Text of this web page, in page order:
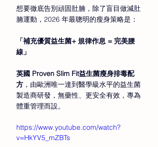
想要徹底告別頑固肚腩，除了盲目做減肚
腩運動，2026 年最聰明的瘦身策略是：
「補充優質益生菌+ 規律作息 = 完美腰
線」
英國 Proven Slim Fit益生菌瘦身排毒配
方 ，由歐洲唯一達到醫學級水平的益生菌
製造商研發，無藥性、更安全有效，專為
體重管理而設。
https://www.youtube.com/watch?
v=HkYV5_mZBTs